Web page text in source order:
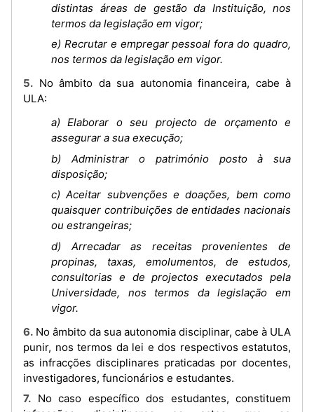
distintas áreas de gestão da Instituição, nos
termos da legislação em vigor;
e) Recrutar e empregar pessoal fora do quadro,
nos termos da legislação em vigor.
5. No âmbito da sua autonomia financeira, cabe à
ULA:
a) Elaborar o seu projecto de orçamento e
assegurar a sua execução;
b) Administrar o património posto à sua
disposição;
c) Aceitar subvenções e doações, bem como
quaisquer contribuições de entidades nacionais
ou estrangeiras;
d) Arrecadar as receitas provenientes de
propinas, taxas, emolumentos, de estudos,
consultorias e de projectos executados pela
Universidade, nos termos da legislação em
vigor.
6. No âmbito da sua autonomia disciplinar, cabe à ULA
punir, nos termos da lei e dos respectivos estatutos,
as infracções disciplinares praticadas por docentes,
investigadores, funcionários e estudantes.
7. No caso específico dos estudantes, constituem